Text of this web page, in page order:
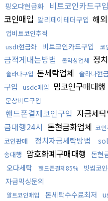
핑오다현금화 비트코인카드구입
코인매입 알리페이테더구입 해
업비트코인추적
usdt현금화
비트코인카드구입 코
금적게내는방법
돈믹싱업체 정
솔라나구입 돈세탁업체 솔라나현
구입
usdc매입 밈코인구매대행
문상비트구입
핸드폰결제코인구입 자금세
금대행24시 돈현금화업체 코인
코인판매
정치자금세탁방법
송대행 암호화폐구매대행 돈현
오다세탁
핸드폰결제85% 빗썸코
자금믹싱문의
알트코인매입 돈세탁수수료최저